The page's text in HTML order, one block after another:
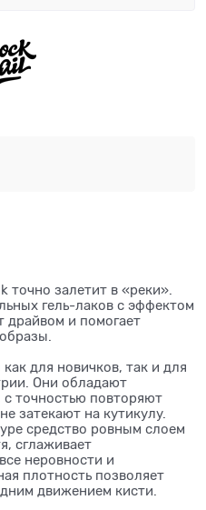
точно залетит в «реки».
гель-лаков с эффектом
драйвом и помогает
для новичков, так и для
Они обладают
точностью повторяют
затекают на кутикулу.
средство ровным слоем
сглаживает
неровности и
плотность позволяет
движением кисти.